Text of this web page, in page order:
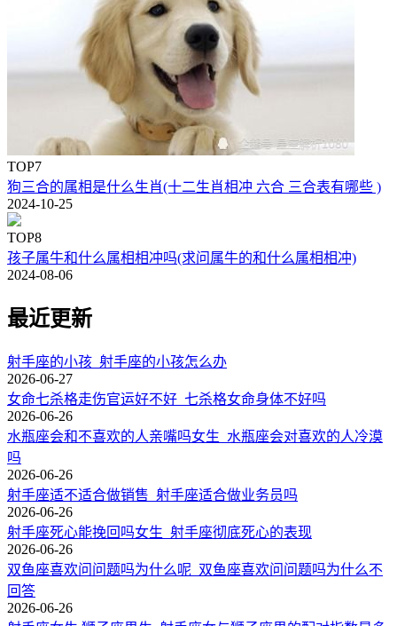
TOP7
狗三合的属相是什么生肖(十二生肖相冲 六合 三合表有哪些 )
2024-10-25
TOP8
孩子属牛和什么属相相冲吗(求问属牛的和什么属相相冲)
2024-08-06
最近更新
射手座的小孩_射手座的小孩怎么办
2026-06-27
女命七杀格走伤官运好不好_七杀格女命身体不好吗
2026-06-26
水瓶座会和不喜欢的人亲嘴吗女生_水瓶座会对喜欢的人冷漠
吗
2026-06-26
射手座适不适合做销售_射手座适合做业务员吗
2026-06-26
射手座死心能挽回吗女生_射手座彻底死心的表现
2026-06-26
双鱼座喜欢问问题吗为什么呢_双鱼座喜欢问问题吗为什么不
回答
2026-06-26